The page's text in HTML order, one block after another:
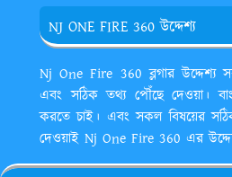
NJ ONE FIRE 360 উদ্দেশ্য
Nj One Fire 360 ব্লগার উদ্দেশ্য
এবং সঠিক তথ্য পৌঁছে দেওয়া।
করতে চাই। এবং সকল বিষয়ের
দেওয়াই Nj One Fire 360 এর